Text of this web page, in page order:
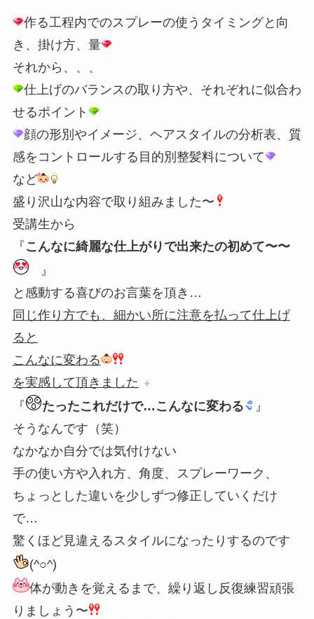
作る工程内でのスプレーの使うタイミングと向
き、掛け方、量
それから、、、
仕上げのバランスの取り方や、それぞれに似合わ
せるポイント
顔の形別やイメージ、ヘアスタイルの分析表、質
感をコントロールする目的別整髪料について
など
盛り沢山な内容で取り組みました〜
受講生から
『 こんなに綺麗な仕上がりで出来たの初めて〜〜
』
と感動する喜びのお言葉を頂き…
同じ作り方でも、細かい所に注意を払って仕上げ
ると
こんなに変わる
を実感して頂きました
『
たったこれだけで…こんなに変わる
』
そうなんです（笑）
なかなか自分では気付けない
手の使い方や入れ方、角度、スプレーワーク、
ちょっとした違いを少しずつ修正していくだけ
で…
驚くほど見違えるスタイルになったりするのです
(^○^)
体が動きを覚えるまで、繰り返し反復練習頑張
りましょう〜